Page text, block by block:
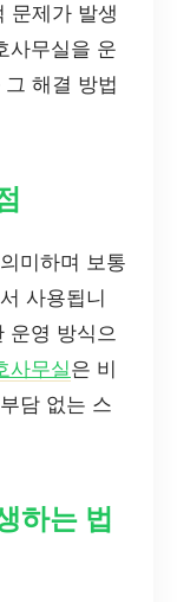
문제가 발생
사무실을 운
해결 방법
미하며 보통
사용됩니
운영 방식으
사무실은 비
담 없는 스
하는 법